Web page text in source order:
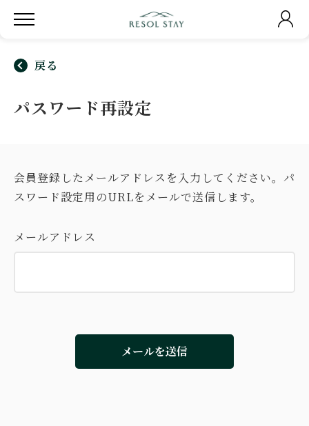
戻る
パスワード再設定
会員登録したメールアドレスを入力してください。パ
スワード設定用のURLをメールで送信します。
メールアドレス
メールを送信